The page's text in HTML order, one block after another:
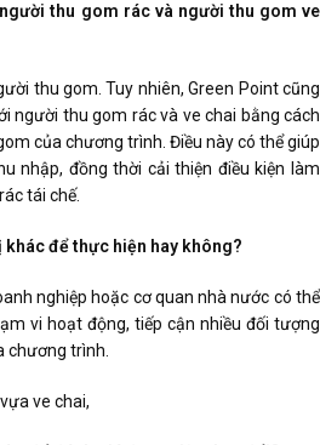
thu gom rác và người thu gom ve
thu gom. Tuy nhiên, Green Point cũng
người thu gom rác và ve chai bằng cách
của chương trình. Điều này có thể giúp
nhập, đồng thời cải thiện điều kiện làm
tái chế.
khác để thực hiện hay không?
nghiệp hoặc cơ quan nhà nước có thể
vi hoạt động, tiếp cận nhiều đối tượng
chương trình.
ve chai,